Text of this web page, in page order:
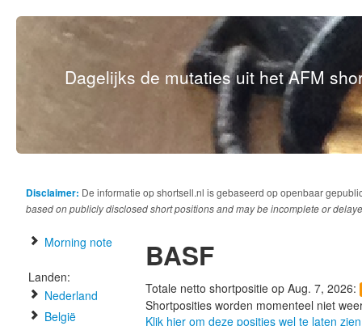
Dagelijks de mutaties uit het AFM
Disclaimer: De informatie op shortsell.nl is gebaseerd op openbaar
based on publicly disclosed short positions and may be incomplete or
Morning note
Landen:
Nederland
België
BASF
Totale netto shortpositie op Aug. 7, 2026:
Shortposities worden momenteel niet
Klik hier om deze posities wel te laten zien